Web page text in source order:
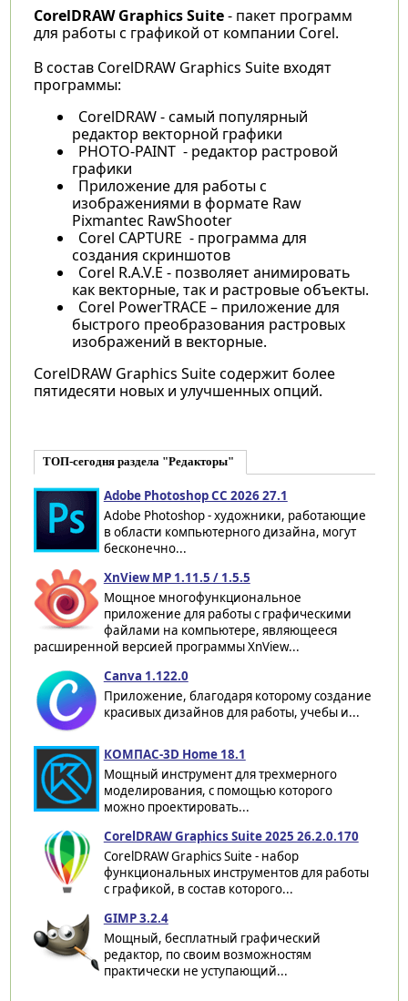
CorelDRAW Graphics Suite- пакет программ
для работы с графикой от компании Corel.
В состав CorelDRAW Graphics Suite входят
программы:
CorelDRAW - самый популярный
редактор векторной графики
PHOTO-PAINT - редактор растровой
графики
Приложение для работы с
изображениями в формате Raw
Pixmantec RawShooter
Corel CAPTURE - программа для
создания скриншотов
Corel R.A.V.E - позволяет анимировать
как векторные, так и растровые объекты.
Corel PowerTRACE – приложение для
быстрого преобразования растровых
изображений в векторные.
CorelDRAW Graphics Suite содержит более
пятидесяти новых и улучшенных опций.
ТОП-сегодня раздела "Редакторы"
Adobe Photoshop CC 2026 27.1
Adobe Photoshop - художники, работающие
в области компьютерного дизайна, могут
бесконечно...
XnView MP 1.11.5 / 1.5.5
Мощное многофункциональное
приложение для работы с графическими
файлами на компьютере, являющееся
расширенной версией программы XnView...
Canva 1.122.0
Приложение, благодаря которому создание
красивых дизайнов для работы, учебы и...
КОМПАС-3D Home 18.1
Мощный инструмент для трехмерного
моделирования, с помощью которого
можно проектировать...
CorelDRAW Graphics Suite 2025 26.2.0.170
CorelDRAW Graphics Suite - набор
функциональных инструментов для работы
с графикой, в состав которого...
GIMP 3.2.4
Мощный, бесплатный графический
редактор, по своим возможностям
практически не уступающий...